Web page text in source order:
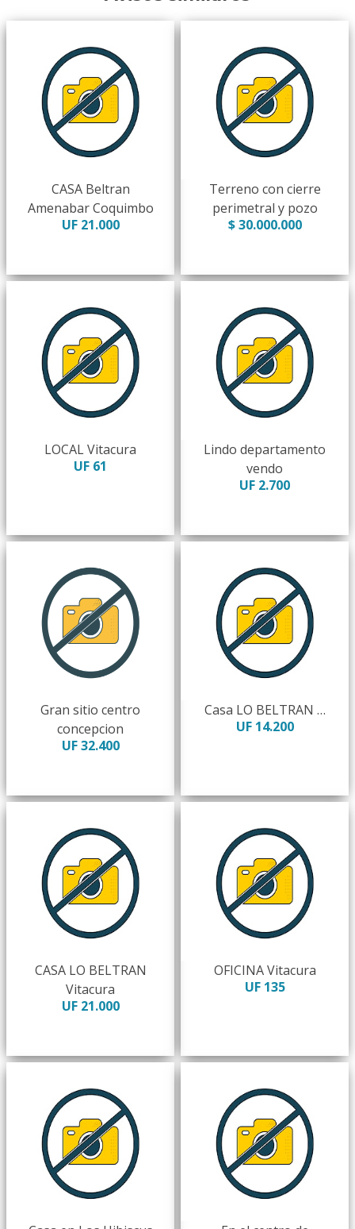
CASA Beltran
Amenabar Coquimbo
UF 21.000
Terreno con cierre
perimetral y pozo
$ 30.000.000
LOCAL Vitacura
UF 61
Lindo departamento
vendo
UF 2.700
Gran sitio centro
concepcion
UF 32.400
Casa LO BELTRAN …
UF 14.200
CASA LO BELTRAN
Vitacura
UF 21.000
OFICINA Vitacura
UF 135